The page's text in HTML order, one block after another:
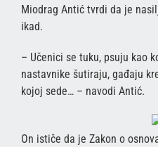
Miodrag Antić tvrdi da je
ikad.
– Učenici se tuku, psuju kao
nastavnike šutiraju, gađaju
kojoj sede… – navodi Antić.
On ističe da je Zakon o